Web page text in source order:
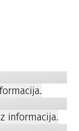
informacija.